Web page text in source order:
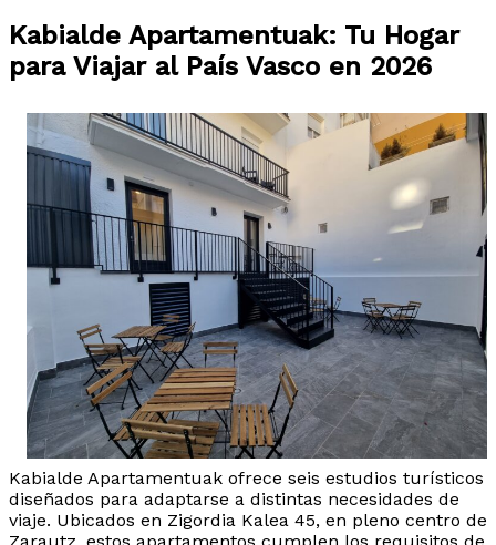
Kabialde Apartamentuak: Tu Hogar
para Viajar al País Vasco en 2026
Kabialde Apartamentuak ofrece seis estudios turísticos
diseñados para adaptarse a distintas necesidades de
viaje. Ubicados en Zigordia Kalea 45, en pleno centro de